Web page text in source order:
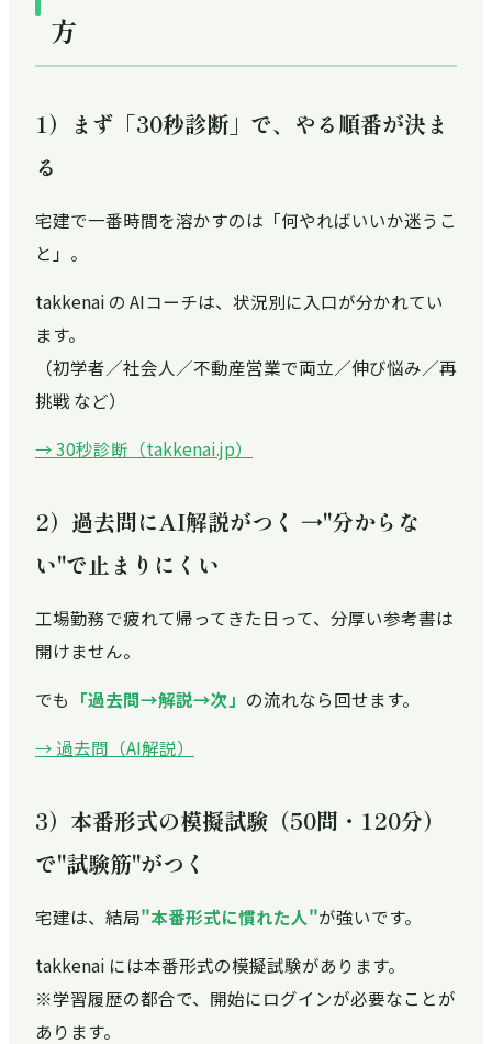
方
1）まず「30秒診断」で、やる順番が決ま
る
宅建で一番時間を溶かすのは「何やればいいか迷うこ
と」。
takkenai の AIコーチは、状況別に入口が分かれてい
ます。
（初学者／社会人／不動産営業で両立／伸び悩み／再
挑戦 など）
→ 30秒診断（takkenai.jp）
2）過去問にAI解説がつく →"分からな
い"で止まりにくい
工場勤務で疲れて帰ってきた日って、分厚い参考書は
開けません。
でも 「過去問→解説→次」 の流れなら回せます。
→ 過去問（AI解説）
3）本番形式の模擬試験（50問・120分）
で"試験筋"がつく
宅建は、結局"本番形式に慣れた人"が強いです。
takkenai には本番形式の模擬試験があります。
※学習履歴の都合で、開始にログインが必要なことが
あります。